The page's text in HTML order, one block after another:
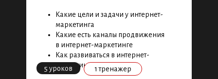
Какие цели и задачи у интернет-
маркетинга
Какие есть каналы продвижения
в интернет-маркетинге
Как развиваться в интернет-
маркетинге
5 уроков 1 тренажер
Как проводить продуктовые
исследования
2. Анализ продукта